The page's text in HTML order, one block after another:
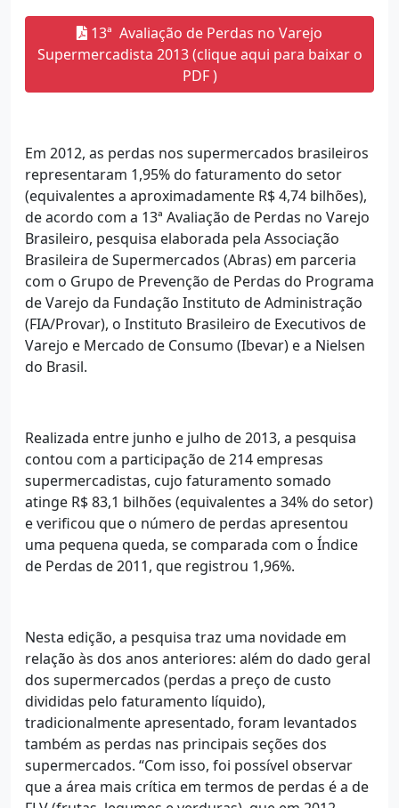
13ª Avaliação de Perdas no Varejo
Supermercadista 2013 (clique aqui para baixar o
PDF )
Em 2012, as perdas nos supermercados brasileiros
representaram 1,95% do faturamento do setor
(equivalentes a aproximadamente R$ 4,74 bilhões),
de acordo com a 13ª Avaliação de Perdas no Varejo
Brasileiro, pesquisa elaborada pela Associação
Brasileira de Supermercados (Abras) em parceria
com o Grupo de Prevenção de Perdas do Programa
de Varejo da Fundação Instituto de Administração
(FIA/Provar), o Instituto Brasileiro de Executivos de
Varejo e Mercado de Consumo (Ibevar) e a Nielsen
do Brasil.
Realizada entre junho e julho de 2013, a pesquisa
contou com a participação de 214 empresas
supermercadistas, cujo faturamento somado
atinge R$ 83,1 bilhões (equivalentes a 34% do setor)
e verificou que o número de perdas apresentou
uma pequena queda, se comparada com o Índice
de Perdas de 2011, que registrou 1,96%.
Nesta edição, a pesquisa traz uma novidade em
relação às dos anos anteriores: além do dado geral
dos supermercados (perdas a preço de custo
divididas pelo faturamento líquido),
tradicionalmente apresentado, foram levantados
também as perdas nas principais seções dos
supermercados. “Com isso, foi possível observar
que a área mais crítica em termos de perdas é a de